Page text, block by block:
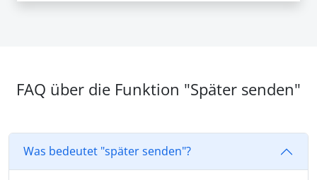
FAQ über die Funktion "Später senden"
Was bedeutet "später senden"?